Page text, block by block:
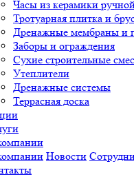
Часы из керамики
Тротуарная плитка и
Дренажные мембраны и
Заборы и ограждения
Сухие строительные
Утеплители
Дренажные системы
Террасная доска
Новости